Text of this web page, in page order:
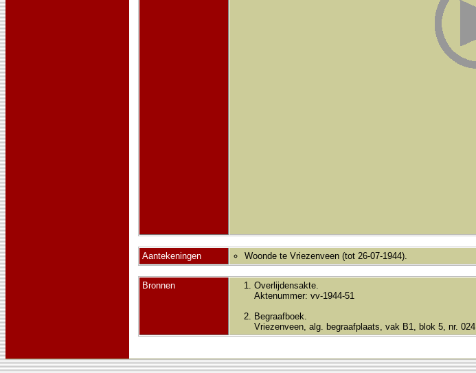
Aantekeningen Woonde te Vriezenveen (tot 26-07-1944).
Bronnen
Overlijdensakte.
Aktenummer: vv-1944-51
Begraafboek.
Vriezenveen, alg. begraafplaats, vak B1, blok 5, nr. 024